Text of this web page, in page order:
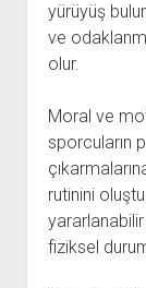
yürüyüş
ve
olur.
Moral ve
sporcuların
rutinini
fiziksel